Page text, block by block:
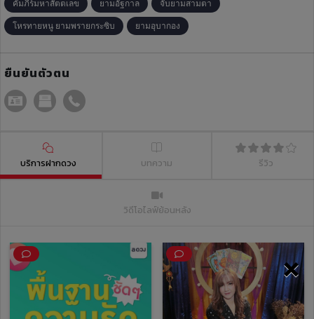
×
คัมภีร์มหาสัตตเลข ยามอัฐกาล จับยามสามตา
โหรทายหนู ยามพรายกระซิบ ยามอุบากอง
ยืนยันตัวตน
บริการฝากดวง บทความ รีวิว
วิดีโอไลฟ์ย้อนหลัง